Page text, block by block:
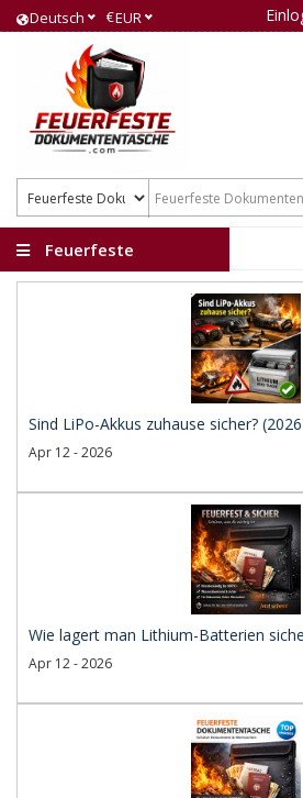
Deutsch €EUR
Feuerfeste
Sind LiPo-Akkus zuhause sicher?
Apr 12 - 2026
Wie lagert man Lithium-Batterien
Apr 12 - 2026